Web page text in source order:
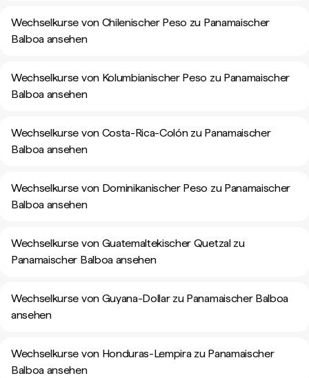
Wechselkurse von Chilenischer Peso zu Panamaischer
Balboa ansehen
Wechselkurse von Kolumbianischer Peso zu Panamaischer
Balboa ansehen
Wechselkurse von Costa-Rica-Colón zu Panamaischer
Balboa ansehen
Wechselkurse von Dominikanischer Peso zu Panamaischer
Balboa ansehen
Wechselkurse von Guatemaltekischer Quetzal zu
Panamaischer Balboa ansehen
Wechselkurse von Guyana-Dollar zu Panamaischer Balboa
ansehen
Wechselkurse von Honduras-Lempira zu Panamaischer
Balboa ansehen